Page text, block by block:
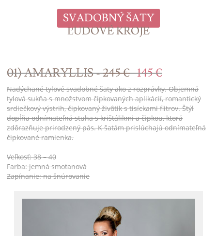
SVADOBNÝ ŠATY
ĽUDOVÉ KROJE
01) AMARYLLIS -245 € 145 €
Nadýchané tylové svadobné šaty ako z rozprávky. Objemná
tylová sukňa s množstvom čipkovaných aplikácií, romantický
srdiečkový výstrih, čipkovaný živôtik s tisíckami flitrov. Štýl
dopĺňa odnímateľná stuha s krištálikmi a čipkou, ktorá
zdôrazňuje prirodzený pás. K šatám prislúchajú odnímateľná
čipkované ramienka.
Veľkosť: 38 – 40
Farba: jemná smotanová
Zapínanie: na šnúrovanie